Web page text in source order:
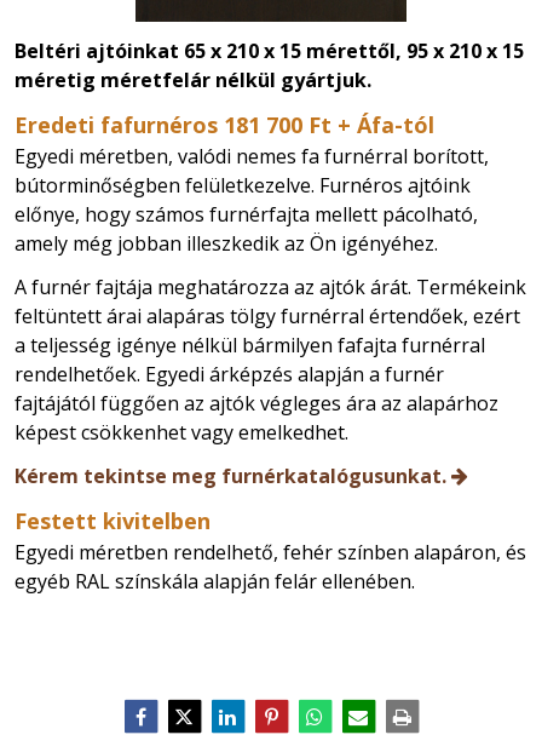
Beltéri ajtóinkat 65 x 210 x 15 mérettől, 95 x 210 x 15
méretig méretfelár nélkül gyártjuk.
Eredeti fafurnéros 181 700 Ft + Áfa-tól
Egyedi méretben, valódi nemes fa furnérral borított,
bútorminőségben felületkezelve. Furnéros ajtóink
előnye, hogy számos furnérfajta mellett pácolható,
amely még jobban illeszkedik az Ön igényéhez.
A furnér fajtája meghatározza az ajtók árát. Termékeink
feltüntett árai alapáras tölgy furnérral értendőek, ezért
a teljesség igénye nélkül bármilyen fafajta furnérral
rendelhetőek. Egyedi árképzés alapján a furnér
fajtájától függően az ajtók végleges ára az alapárhoz
képest csökkenhet vagy emelkedhet.
Kérem tekintse meg furnérkatalógusunkat.
Festett kivitelben
Egyedi méretben rendelhető, fehér színben alapáron, és
egyéb RAL színskála alapján felár ellenében.